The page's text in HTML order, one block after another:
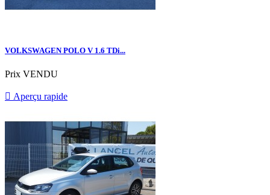
VOLKSWAGEN POLO V 1.6 TDi...
Prix VENDU
 Aperçu rapide